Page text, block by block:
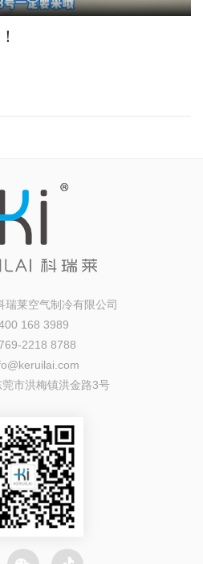
瑞莱空气制冷有限公司
168 3989
2218 8788
莞市洪梅镇洪金路3号